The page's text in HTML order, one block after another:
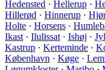
Hedensted · Hellerup ·
Hillerød · Hinnerup ·
Holte · Horsens ·
Ikast · Ilulissat · Ishøj ·
Kastrup · Kerteminde ·
København · Køge ·